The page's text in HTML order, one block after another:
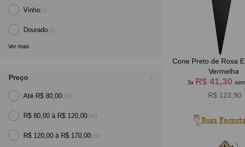
Vinho(1)
Dourado(1)
Ver mais
Preço
Até R$ 80,00(53)
R$ 80,00 à R$ 120,00(30)
R$ 120,00 à R$ 170,00(34)
Cone Preto de Rosa
Vermelha
3x R$ 41,30
R$ 123,90